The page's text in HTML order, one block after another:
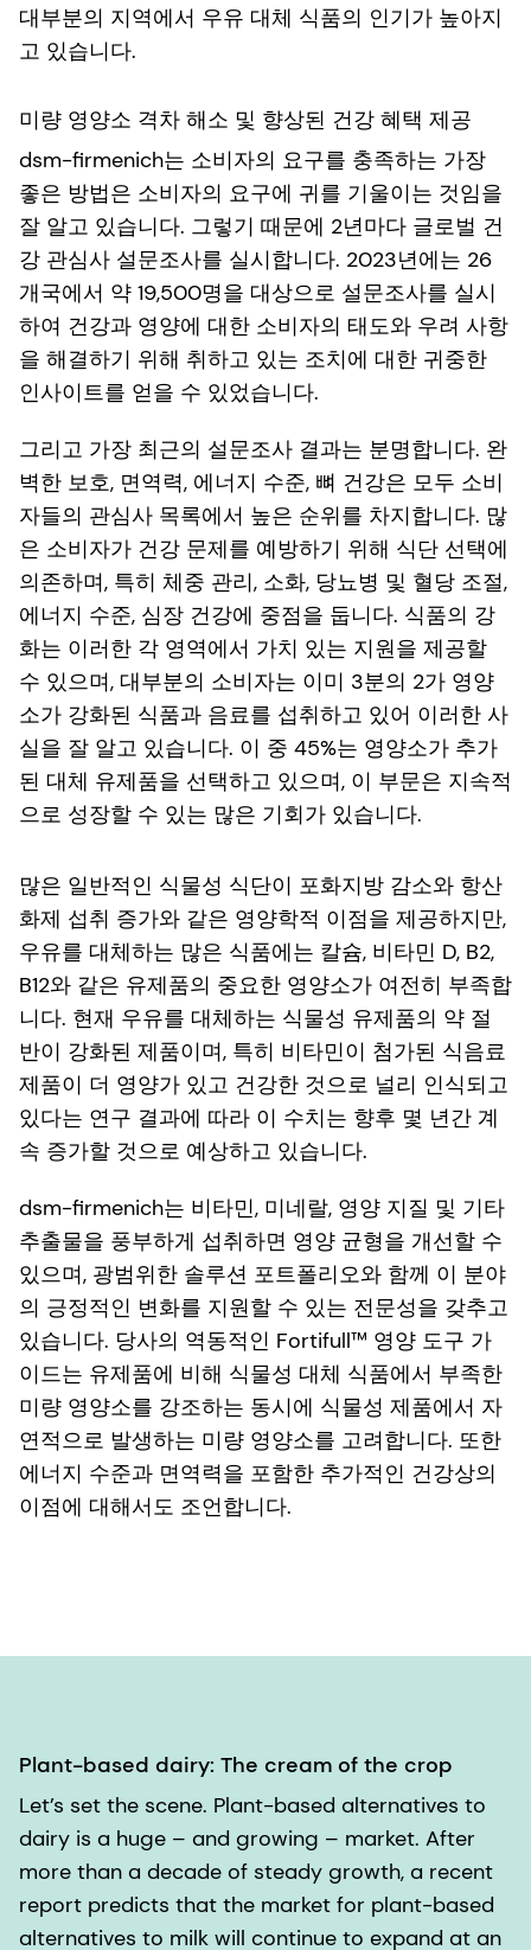
대부분의 지역에서 우유 대체 식품의 인기가 높아지
고 있습니다.
미량 영양소 격차 해소 및 향상된 건강 혜택 제공
dsm-firmenich는 소비자의 요구를 충족하는 가장
좋은 방법은 소비자의 요구에 귀를 기울이는 것임을
잘 알고 있습니다. 그렇기 때문에 2년마다 글로벌 건
강 관심사 설문조사를 실시합니다. 2023년에는 26
개국에서 약 19,500명을 대상으로 설문조사를 실시
하여 건강과 영양에 대한 소비자의 태도와 우려 사항
을 해결하기 위해 취하고 있는 조치에 대한 귀중한
인사이트를 얻을 수 있었습니다.
그리고 가장 최근의 설문조사 결과는 분명합니다. 완
벽한 보호, 면역력, 에너지 수준, 뼈 건강은 모두 소비
자들의 관심사 목록에서 높은 순위를 차지합니다. 많
은 소비자가 건강 문제를 예방하기 위해 식단 선택에
의존하며, 특히 체중 관리, 소화, 당뇨병 및 혈당 조절,
에너지 수준, 심장 건강에 중점을 둡니다. 식품의 강
화는 이러한 각 영역에서 가치 있는 지원을 제공할
수 있으며, 대부분의 소비자는 이미 3분의 2가 영양
소가 강화된 식품과 음료를 섭취하고 있어 이러한 사
실을 잘 알고 있습니다. 이 중 45%는 영양소가 추가
된 대체 유제품을 선택하고 있으며, 이 부문은 지속적
으로 성장할 수 있는 많은 기회가 있습니다.
많은 일반적인 식물성 식단이 포화지방 감소와 항산
화제 섭취 증가와 같은 영양학적 이점을 제공하지만,
우유를 대체하는 많은 식품에는 칼슘, 비타민 D, B2,
B12와 같은 유제품의 중요한 영양소가 여전히 부족합
니다. 현재 우유를 대체하는 식물성 유제품의 약 절
반이 강화된 제품이며, 특히 비타민이 첨가된 식음료
제품이 더 영양가 있고 건강한 것으로 널리 인식되고
있다는 연구 결과에 따라 이 수치는 향후 몇 년간 계
속 증가할 것으로 예상하고 있습니다.
dsm-firmenich는 비타민, 미네랄, 영양 지질 및 기타
추출물을 풍부하게 섭취하면 영양 균형을 개선할 수
있으며, 광범위한 솔루션 포트폴리오와 함께 이 분야
의 긍정적인 변화를 지원할 수 있는 전문성을 갖추고
있습니다. 당사의 역동적인 Fortifull™ 영양 도구 가
이드는 유제품에 비해 식물성 대체 식품에서 부족한
미량 영양소를 강조하는 동시에 식물성 제품에서 자
연적으로 발생하는 미량 영양소를 고려합니다. 또한
에너지 수준과 면역력을 포함한 추가적인 건강상의
이점에 대해서도 조언합니다.
Plant-based dairy: The cream of the crop
Let’s set the scene. Plant-based alternatives to
dairy is a huge – and growing – market. After
more than a decade of steady growth, a recent
report predicts that the market for plant-based
alternatives to milk will continue to expand at an